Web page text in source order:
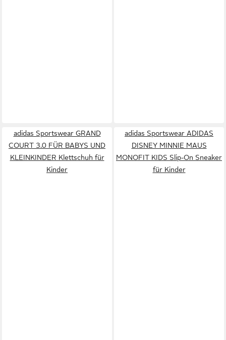
adidas Sportswear GRAND
COURT 3.0 FÜR BABYS UND
KLEINKINDER Klettschuh für
Kinder
adidas Sportswear ADIDAS
DISNEY MINNIE MAUS
MONOFIT KIDS Slip-On Sneaker
für Kinder